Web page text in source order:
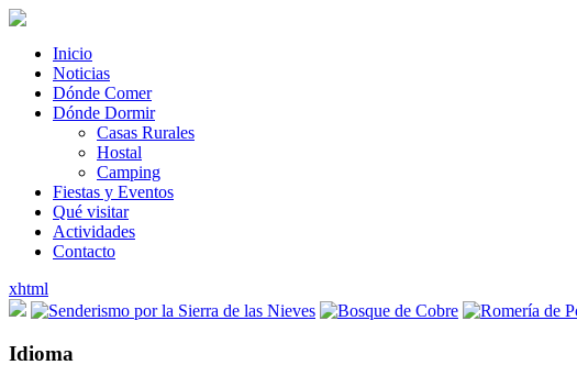
Inicio
Noticias
Dónde Comer
Dónde Dormir
Casas Rurales
Hostal
Camping
Fiestas y Eventos
Qué visitar
Actividades
Contacto
xhtml
Idioma